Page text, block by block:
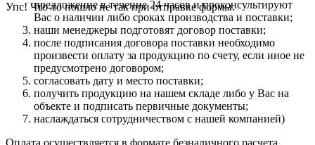
Упс! Что-то пошло не так при отправке формы.
предложение в течение 24 часов и проконсультируют
Вас о наличии либо сроках производства и поставки;
наши менеджеры подготовят договор поставки;
после подписания договора поставки необходимо
произвести оплату за продукцию по счету, если иное не
предусмотрено договором;
согласовать дату и место поставки;
получить продукцию на нашем складе либо у Вас на
объекте и подписать первичные документы;
наслаждаться сотрудничеством с нашей компанией)